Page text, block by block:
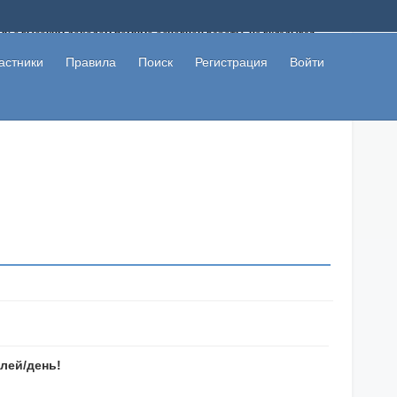
с высоким доходом помимо основной работы, не вкладывая
не попались на развод. Вы сможете начать зарабатывать
Правила Поиск Регистрация Войти
день!